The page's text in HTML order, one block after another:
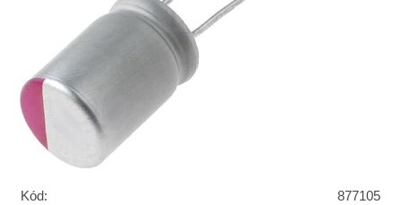
Kód: 877105